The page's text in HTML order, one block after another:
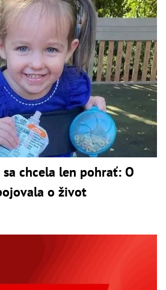
chcela len pohrať: O
o život